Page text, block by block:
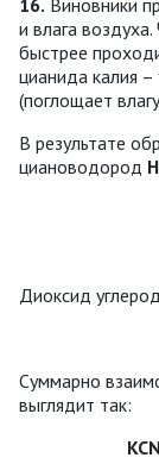
16. Виновники
и влага
быстрее
цианида калия –
(поглощает
В результате
циановодород
Диоксид
Суммарно
выглядит так: